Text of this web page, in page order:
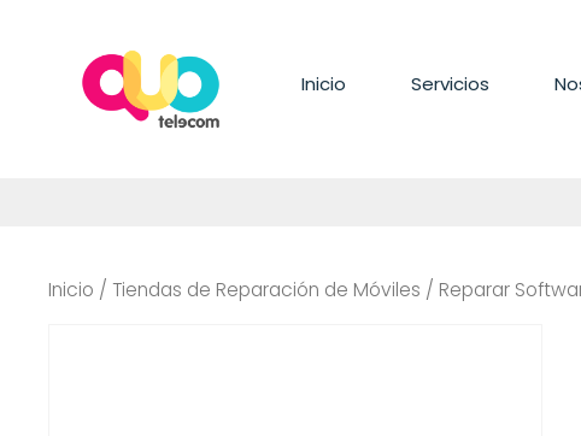
contenido
Inicio Servicios
Inicio / Tiendas de Reparación de Móviles / Reparar